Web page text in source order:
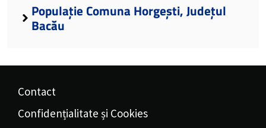
Populație Comuna Horgești, Județul
Bacău
Contact
Confidențialitate și Cookies